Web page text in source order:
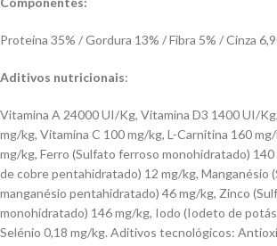
Proteína 35% / Gordura 13% / Fibra 5% / Cinza
Aditivos nutricionais:
Vitamina A 24000 UI/Kg, Vitamina D3 1400 UI/
mg/kg, Vitamina C 100 mg/kg, L-Carnitina 160
mg/kg, Ferro (Sulfato ferroso monohidratado)
de cobre pentahidratado) 12 mg/kg, Manganésio
manganésio pentahidratado) 46 mg/kg, Zinco
monohidratado) 146 mg/kg, Iodo (Iodeto de
Selénio 0,18 mg/kg. Aditivos tecnológicos: